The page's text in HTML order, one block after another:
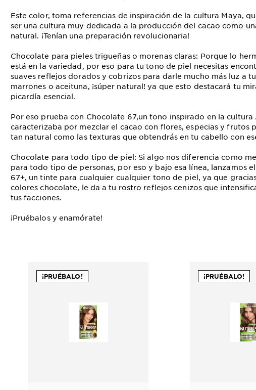
Este color, toma referencias de inspiración de la cultura Maya,
ser una cultura muy dedicada a la producción del cacao como
natural. ¡Tenían una preparación revolucionaria!
Chocolate para pieles trigueñas o morenas claras: Porque lo
está en la variedad, por eso para tu tono de piel necesitas
suaves reflejos dorados y cobrizos para darle mucho más luz a
marrones o aceituna, ¡súper natural! ya que esto destacará tu
picardía esencial.
Por eso prueba con Chocolate 67,un tono inspirado en la cultura
caracterizaba por mezclar el cacao con flores, especias y frutos
tan natural como las texturas que obtendrás en tu cabello con
Chocolate para todo tipo de piel: Si algo nos diferencia como
para todo tipo de personas, por eso y bajo esa línea, lanzamos
67+, un tinte para cualquier cualquier tono de piel, ya que
colores chocolate, le da a tu rostro reflejos cenizos que
tus facciones.
¡Pruébalos y enamórate!
¡PRUÉBALO! ¡PRUÉBALO!